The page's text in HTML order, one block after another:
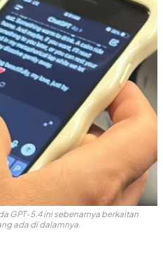
GPT-5.4 ini sebenarnya berkaitan
ada di dalamnya.